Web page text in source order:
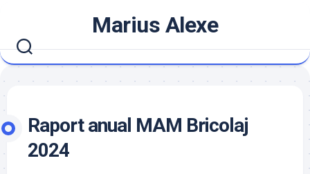
content
Marius Alexe
Raport anual MAM Bricolaj
2024